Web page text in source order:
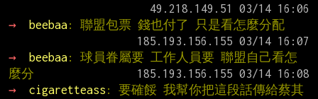
→
beebaa: 聯盟包票 錢也付了 只是看怎麼分配
→
beebaa: 球員眷屬要 工作人員要 聯盟自己看怎
麼分
→
cigaretteass : 要確餒 我幫你把這段話傳給蔡其